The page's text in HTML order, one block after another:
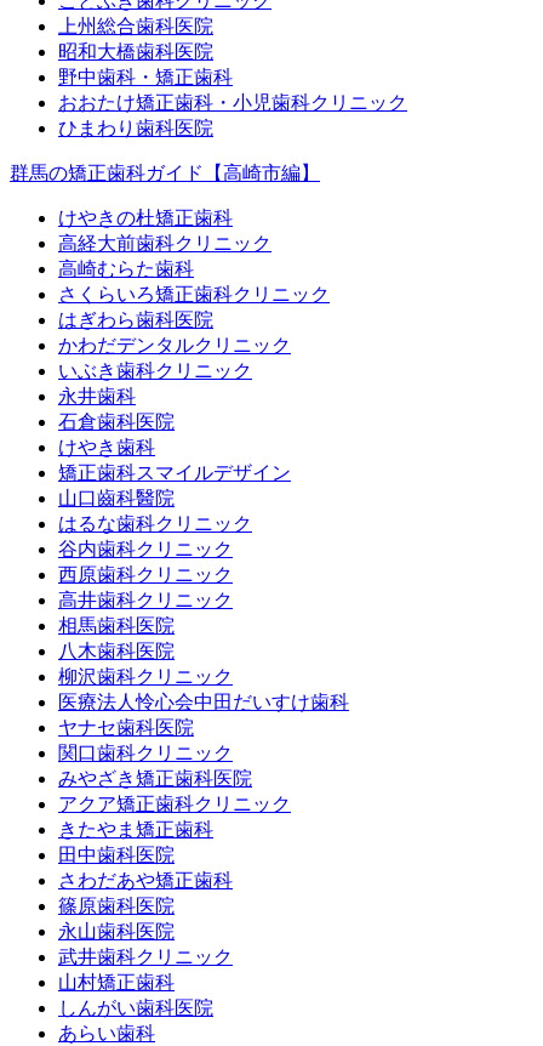
上州総合歯科医院
昭和大橋歯科医院
野中歯科・矯正歯科
おおたけ矯正歯科・小児歯科クリニック
ひまわり歯科医院
群馬の矯正歯科ガイド【高崎市編】
けやきの杜矯正歯科
高経大前歯科クリニック
高崎むらた歯科
さくらいろ矯正歯科クリニック
はぎわら歯科医院
かわだデンタルクリニック
いぶき歯科クリニック
永井歯科
石倉歯科医院
けやき歯科
矯正歯科スマイルデザイン
山口齒科醫院
はるな歯科クリニック
谷内歯科クリニック
西原歯科クリニック
高井歯科クリニック
相馬歯科医院
八木歯科医院
柳沢歯科クリニック
医療法人怜心会中田だいすけ歯科
ヤナセ歯科医院
関口歯科クリニック
みやざき矯正歯科医院
アクア矯正歯科クリニック
きたやま矯正歯科
田中歯科医院
さわだあや矯正歯科
篠原歯科医院
永山歯科医院
武井歯科クリニック
山村矯正歯科
しんがい歯科医院
あらい歯科